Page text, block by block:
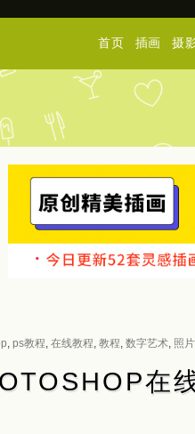
首页 插画 摄
ps教程 在线教程 教程 数字艺术 照
在